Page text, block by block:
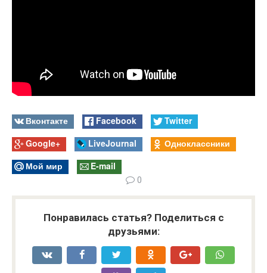
Вконтакте Facebook
Twitter
Google+
LiveJournal
Одноклассники
Мой мир
E-mail
0
Понравилась статья? Поделиться с
друзьями: